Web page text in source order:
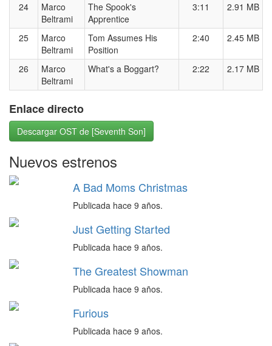
24
Marco
Beltrami
The Spook's
Apprentice
3:11 2.91 MB
25
Marco
Beltrami
Tom Assumes His
Position
2:40 2.45 MB
26
Marco
Beltrami
What's a Boggart? 2:22 2.17 MB
Enlace directo
Descargar OST de [Seventh Son]
Nuevos estrenos
A Bad Moms Christmas
Publicada hace 9 años.
Just Getting Started
Publicada hace 9 años.
The Greatest Showman
Publicada hace 9 años.
Furious
Publicada hace 9 años.